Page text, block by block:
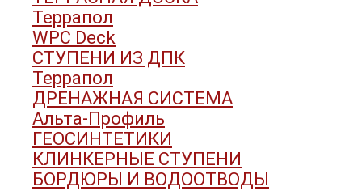
Террапол
WPC Deck
СТУПЕНИ ИЗ ДПК
Террапол
ДРЕНАЖНАЯ СИСТЕМА
Альта-Профиль
ГЕОСИНТЕТИКИ
КЛИНКЕРНЫЕ СТУПЕНИ
БОРДЮРЫ И ВОДООТВОДЫ